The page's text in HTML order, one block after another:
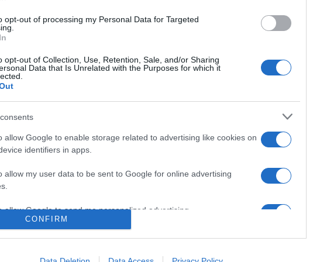
opt-out of processing my Personal Data for Targeted
opt-out of Collection, Use, Retention, Sale, and/or Sharing
Data that Is Unrelated with the Purposes for which it
allow Google to enable storage related to advertising like cookies on
identifiers in apps.
allow my user data to be sent to Google for online advertising
allow Google to send me personalized advertising.
allow Google to enable storage related to analytics like cookies on
CONFIRM
programon vehettek részt. A felújított Farkas utca a kézműves- és
vonzott.
alatt több mint 1,8 millió felhasználót értek el. A program 237
18–25. között szervezi meg a Kincses Kolozsvár Egyesület.
koncertje a 14. Kolozsvári Magyar Napok záróeseményén Kolozsvár